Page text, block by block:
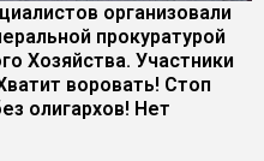
организовали
прокуратурой
Хозяйства. Участники
воровать! Стоп
олигархов! Нет